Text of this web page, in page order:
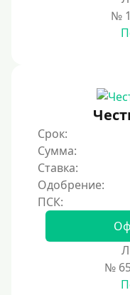
На карту Кукуруза
Моментум
Золотая Корона
Через систему
Способы
Без активации
Без участия банков
№
Срок:
Сумма:
Ставка:
Одобрение:
№